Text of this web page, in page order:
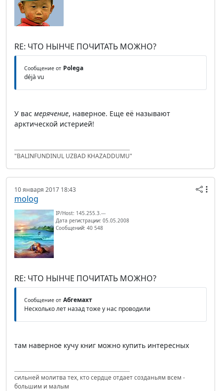
RE: ЧТО НЫНЧЕ ПОЧИТАТЬ МОЖНО?
Сообщение от Polega
déjà vu
У вас мерячение, наверное. Еще её называют
арктической истерией!
"BALINFUNDINUL UZBAD KHAZADDUMU"
10 января 2017 18:43
molog
IP/Host: 145.255.3.---
Дата регистрации: 05.05.2008
Сообщений: 40 548
RE: ЧТО НЫНЧЕ ПОЧИТАТЬ МОЖНО?
Сообщение от Абгемахт
Несколько лет назад тоже у нас проводили
там наверное кучу книг можно купить интересных
сильней молитва тех, кто сердце отдает созданьям всем -
большим и малым